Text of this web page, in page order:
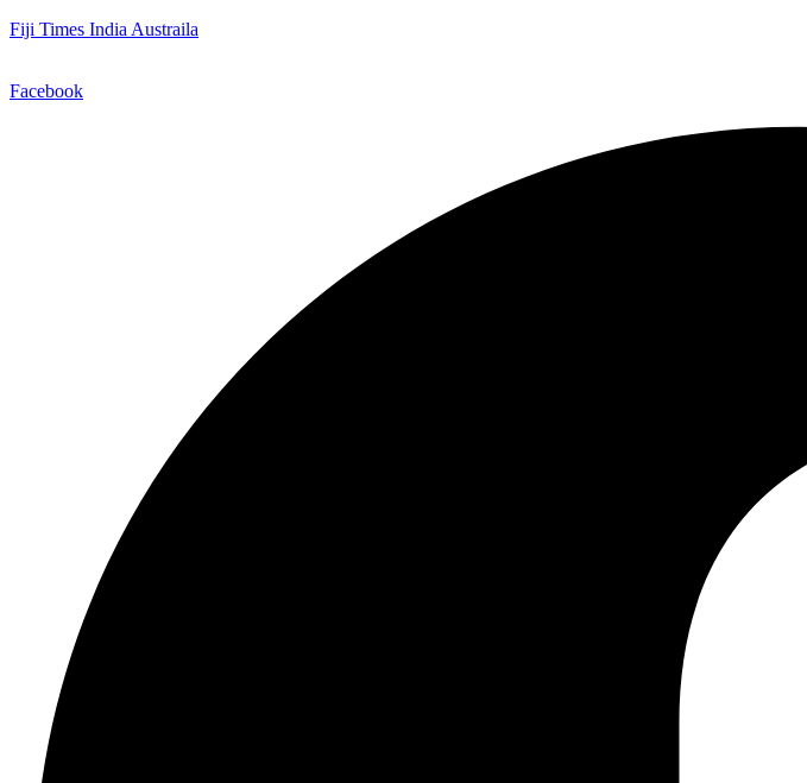
Fiji Times India Austraila
Facebook